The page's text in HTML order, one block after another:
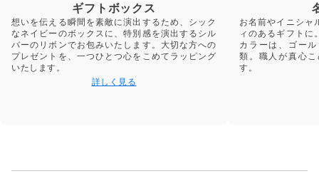
ギフトボックス
想いを伝える瞬間を素敵に演出するため、シック
なネイビーのボックスに、特別感を演出するシル
バーのリボンでお包みいたします。大切な方への
プレゼントを、一つひとつ心をこめてラッピング
いたします。
詳しく見る
お名前やイニシャ
ィのあるギフトに
カラーは、ゴー
類。職人が真心
す。